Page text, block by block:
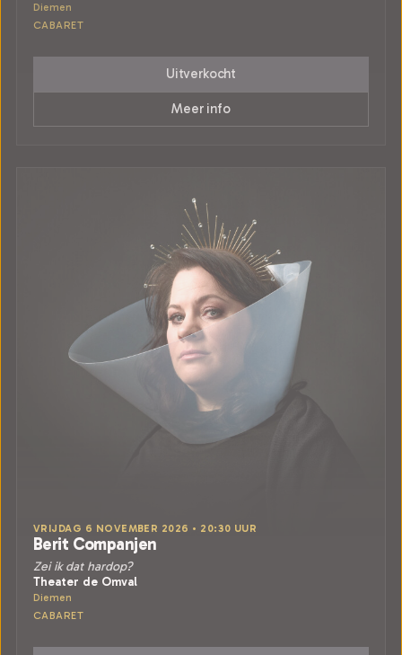
Diemen
CABARET
Uitverkocht
Meer info
VRIJDAG 6 NOVEMBER 2026 • 20:30 UUR
Berit Companjen
Zei ik dat hardop?
Theater de Omval
Diemen
CABARET